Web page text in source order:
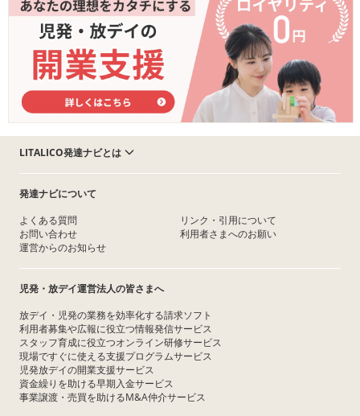
LITALICO発達ナビとは
発達ナビについて
よくある質問
お問い合わせ
運営からのお知らせ
リンク・引用について
利用者さまへのお願い
児発・放デイ運営法人の皆さまへ
放デイ・児発の業務を効率化する請求ソフト
利用者募集や広報に役立つ情報発信サービス
スタッフ育成に役立つオンライン研修サービス
現場ですぐに使える支援プログラムサービス
児発放デイの開業支援サービス
資金繰りを助ける早期入金サービス
事業譲渡・売買を助けるM&A仲介サービス